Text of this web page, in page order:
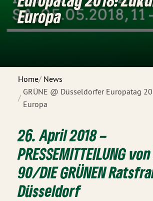
Europa
Home News
GRÜNE @ Düsseldorfer Europatag
Europa
26. April 2018 –
PRESSEMITTEILUNG
90/DIE GRÜNEN
Düsseldorf